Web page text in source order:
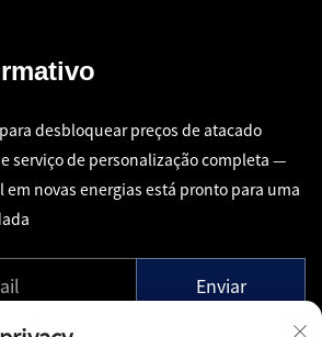
desbloquear preços de atacado
serviço de personalização completa —
em novas energias está pronto para uma
Enviar